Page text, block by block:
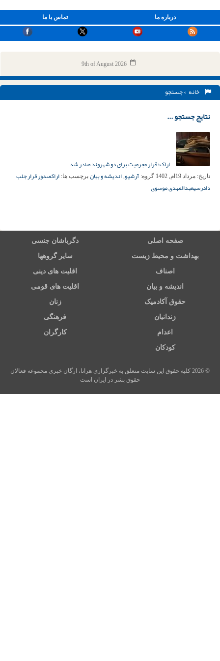
تماس با ما درباره ما
9th of August 2026
خانه > جستجو
نتایج جستجو ...
اراک؛ قرار مجرمیت برای دو شهروند صادر شد
تاریخ: مرداد 19ام, 1402 گروه: آرشیو, اندیشه و بیان برچسب ها: اراکصدور قرار جلب
دادرسیعبدالمهدی موسوی
صفحه اصلی دگرباشان جنسی
بهداشت و محیط زیست سایر گروهها
اصناف اقلیت های دینی
اندیشه و بیان اقلیت های قومی
حقوق آکادمیک زنان
زندانیان فرهنگی
اعدام کارگران
کودکان
© 2026 کلیه حقوق این سایت متعلق به خبرگزاری هرانا، ارگان خبری مجموعه فعالان
حقوق بشر در ایران است